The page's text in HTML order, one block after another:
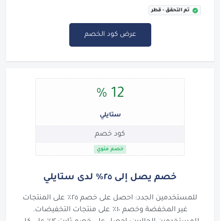
تم التحقق - قطر
عرض كود الخصم
12 %
ستايلي
كود خصم
خصم مئوي
خصم يصل إلى ٢٥٪ لدى ستايلي
للمستخدمين الجدد: احصل على خصم ٢٥٪ على المنتجات
غير المخفضة وخصم ١٠٪ على منتجات التخفيضات.